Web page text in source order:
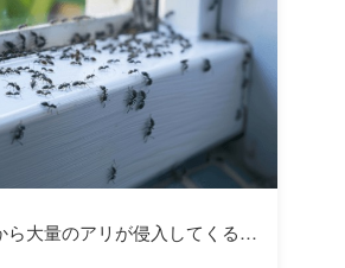
ら大量のアリが侵入してくる…